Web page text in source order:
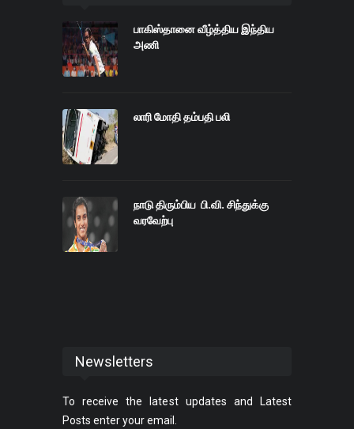
பாகிஸ்தானை வீழ்த்திய இந்திய
அணி
லாரி மோதி தம்பதி பலி
நாடு திரும்பிய பி.வி. சிந்துக்கு
வரவேற்பு
Newsletters
To receive the latest updates and Latest
Posts enter your email.